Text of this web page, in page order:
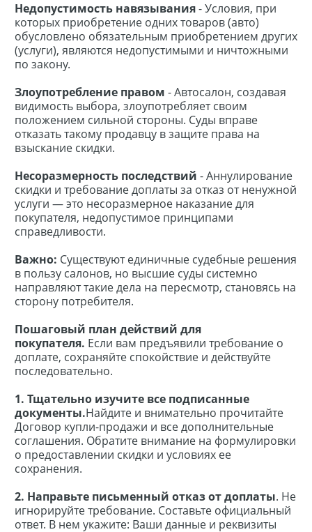
Недопустимость навязывания- Условия, при
которых приобретение одних товаров (авто)
обусловлено обязательным приобретением других
(услуги), являются недопустимыми и ничтожными
по закону.
Злоупотребление правом - Автосалон, создавая
видимость выбора, злоупотребляет своим
положением сильной стороны. Суды вправе
отказать такому продавцу в защите права на
взыскание скидки.
Несоразмерность последствий - Аннулирование
скидки и требование доплаты за отказ от ненужной
услуги — это несоразмерное наказание для
покупателя, недопустимое принципами
справедливости.
Важно: Существуют единичные судебные решения
в пользу салонов, но высшие суды системно
направляют такие дела на пересмотр, становясь на
сторону потребителя.
Пошаговый план действий для
покупателя. Если вам предъявили требование о
доплате, сохраняйте спокойствие и действуйте
последовательно.
1. Тщательно изучите все подписанные
документы.Найдите и внимательно прочитайте
Договор купли-продажи и все дополнительные
соглашения. Обратите внимание на формулировки
о предоставлении скидки и условиях ее
сохранения.
2. Направьте письменный отказ от доплаты. Не
игнорируйте требование. Составьте официальный
ответ. В нем укажите: Ваши данные и реквизиты